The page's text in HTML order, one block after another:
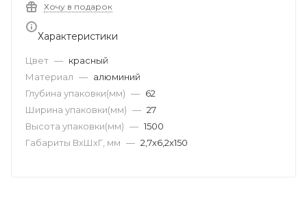
Хочу в подарок
Характеристики
Цвет — красный
Материал — алюминий
Глубина упаковки(мм) — 62
Ширина упаковки(мм) — 27
Высота упаковки(мм) — 1500
Габариты ВхШхГ, мм — 2,7х6,2х150